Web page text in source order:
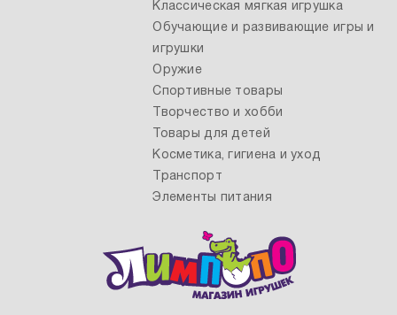
Классическая мягкая игрушка
Обучающие и развивающие игры и
игрушки
Оружие
Спортивные товары
Творчество и хобби
Товары для детей
Косметика, гигиена и уход
Транспорт
Элементы питания